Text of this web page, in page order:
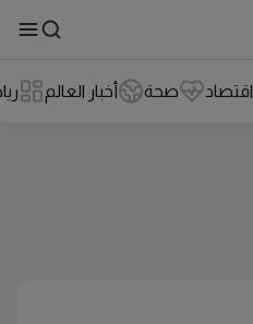
اقتصاد صحة أخبار العالم